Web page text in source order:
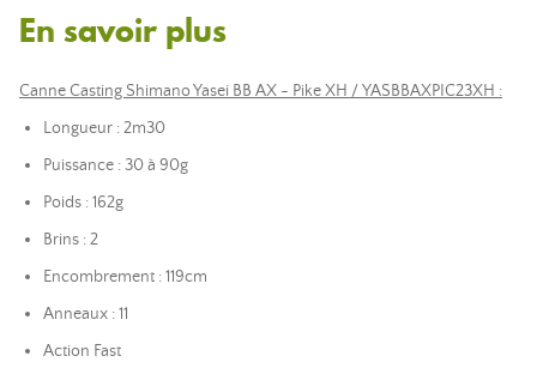
En savoir plus
Canne Casting Shimano Yasei BB AX - Pike XH / YASBBAXPIC23XH :
Longueur : 2m30
Puissance : 30 à 90g
Poids : 162g
Brins : 2
Encombrement : 119cm
Anneaux : 11
Action Fast